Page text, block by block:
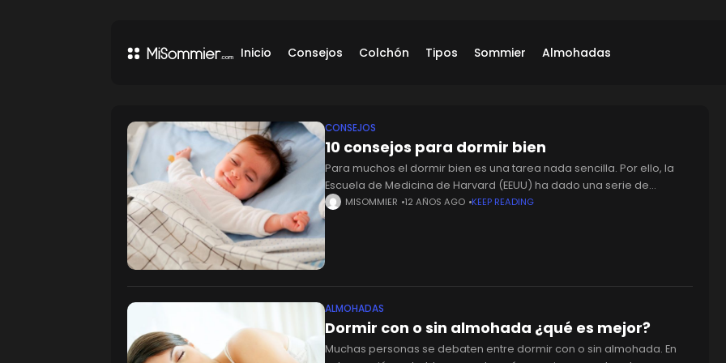
Inicio Consejos Colchón Tipos Sommier Almohadas
CONSEJOS
10 consejos para dormir bien
Para muchos el dormir bien es una tarea nada sencilla. Por ello, la
Escuela de Medicina de Harvard (EEUU) ha dado una serie de
consejos que podéis ver a continuación,
MISOMMIER 12 AÑOS AGO KEEP READING
ALMOHADAS
Dormir con o sin almohada ¿qué es mejor?
Muchas personas se debaten entre dormir con o sin almohada. En